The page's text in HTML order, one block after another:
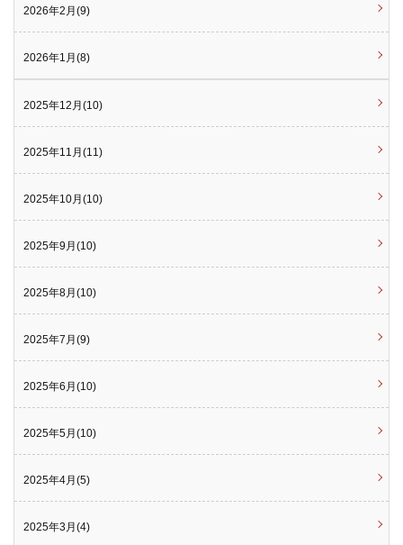
2026年2月(9)
2026年1月(8)
2025年12月(10)
2025年11月(11)
2025年10月(10)
2025年9月(10)
2025年8月(10)
2025年7月(9)
2025年6月(10)
2025年5月(10)
2025年4月(5)
2025年3月(4)